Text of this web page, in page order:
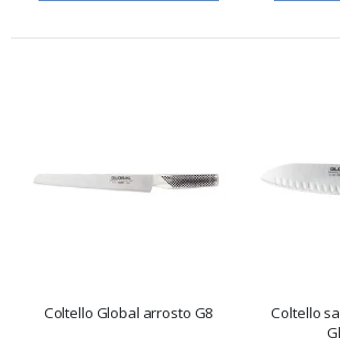
Coltello Global arrosto G8
Coltello